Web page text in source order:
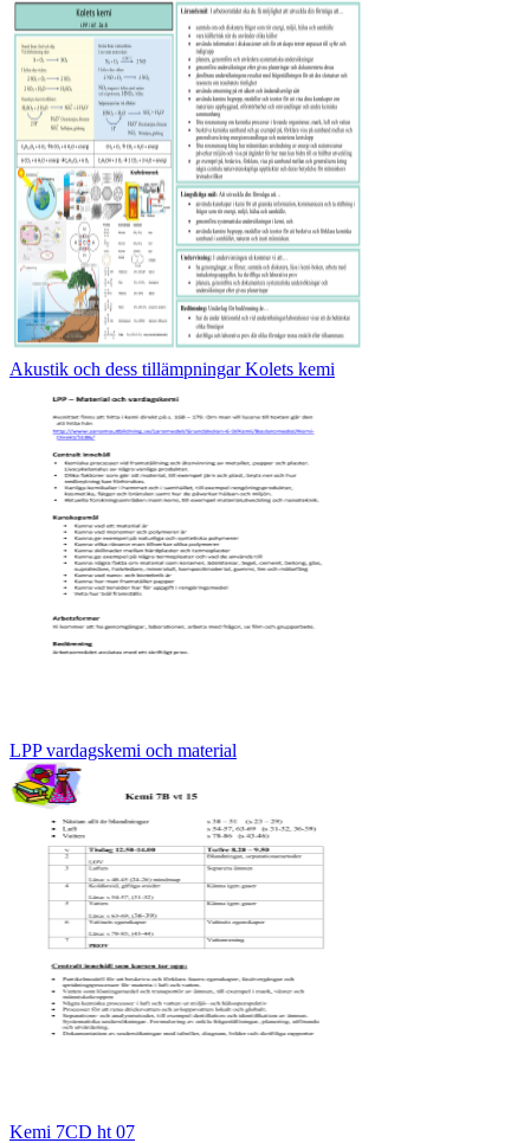
Akustik och dess tillämpningar Kolets kemi
LPP vardagskemi och material
Kemi 7CD ht 07